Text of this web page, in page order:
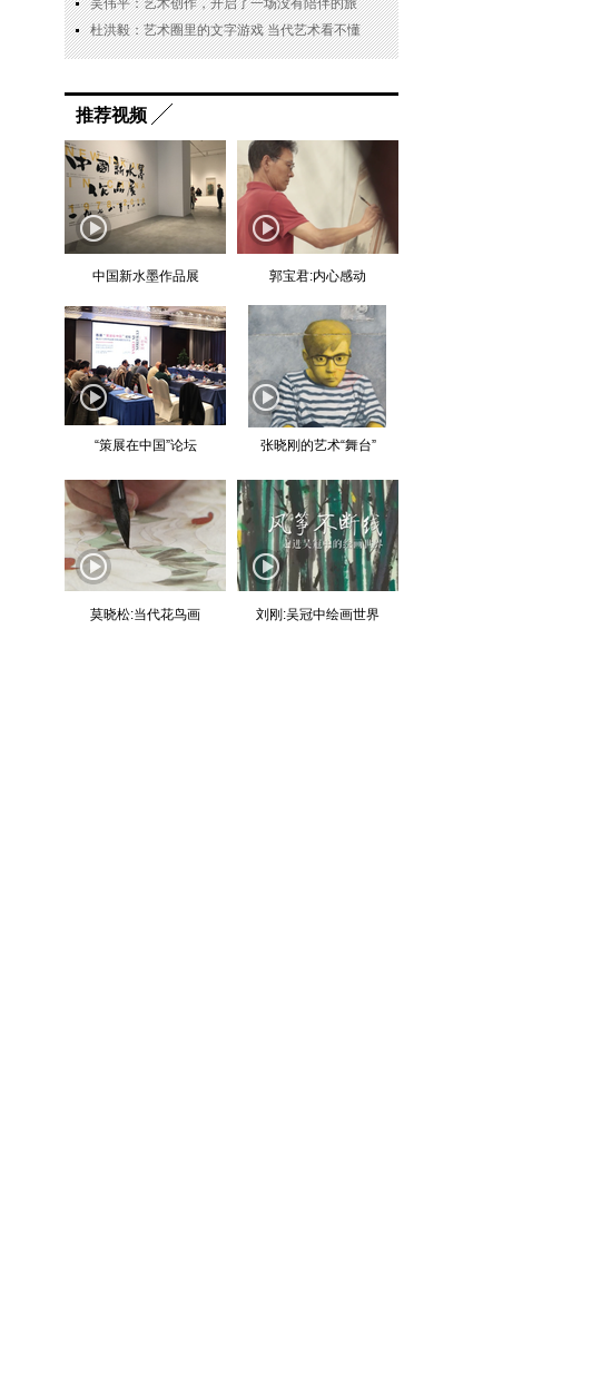
吴伟平：艺术创作，开启了一场没有陪伴的旅
杜洪毅：艺术圈里的文字游戏 当代艺术看不懂
推荐视频
中国新水墨作品展 郭宝君:内心感动
“策展在中国”论坛 张晓刚的艺术“舞台”
莫晓松:当代花鸟画 刘刚:吴冠中绘画世界